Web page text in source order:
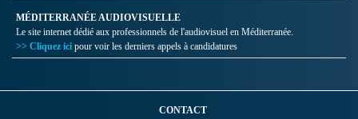
MÉDITERRANÉE AUDIOVISUELLE
Le site internet dédié aux professionnels de l'audiovisuel en Méditerranée.
>> Cliquez ici pour voir les derniers appels à candidatures
CONTACT